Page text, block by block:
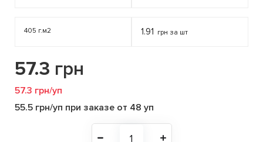
405 г.м2 1.91 грн за шт
57.3 грн
57.3 грн/уп
55.5 грн/уп при заказе от 48 уп